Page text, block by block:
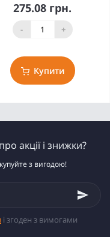
275.08 грн.
- +
Купити
акції і знижки?
з вигодою!
і згоден з вимогами